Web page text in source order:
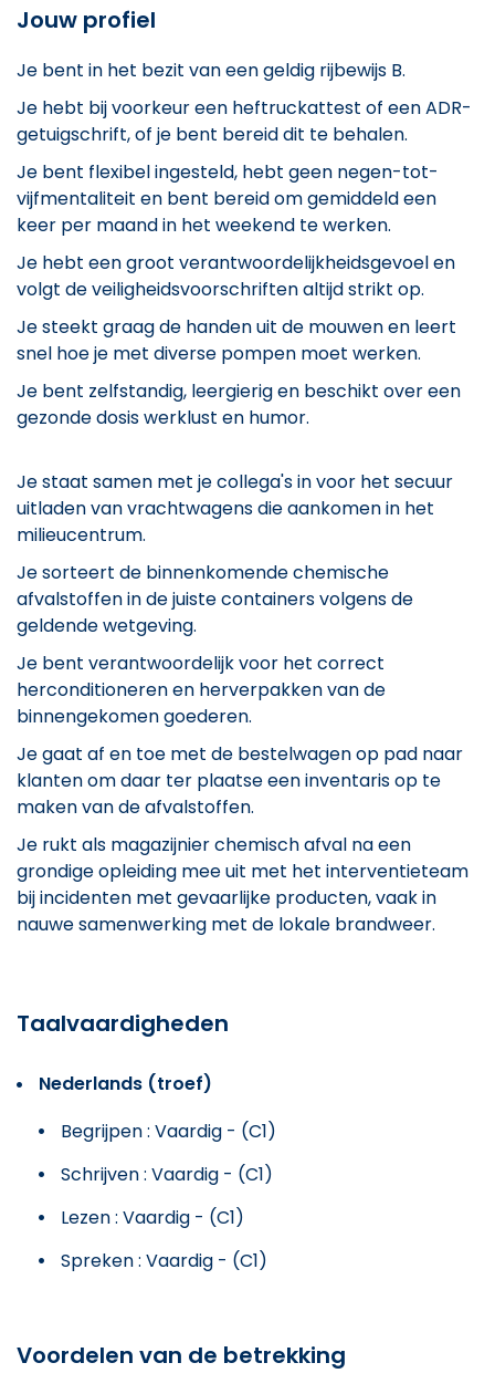
Jouw profiel
Je bent in het bezit van een geldig rijbewijs B.
Je hebt bij voorkeur een heftruckattest of een ADR-
getuigschrift, of je bent bereid dit te behalen.
Je bent flexibel ingesteld, hebt geen negen-tot-
vijfmentaliteit en bent bereid om gemiddeld een
keer per maand in het weekend te werken.
Je hebt een groot verantwoordelijkheidsgevoel en
volgt de veiligheidsvoorschriften altijd strikt op.
Je steekt graag de handen uit de mouwen en leert
snel hoe je met diverse pompen moet werken.
Je bent zelfstandig, leergierig en beschikt over een
gezonde dosis werklust en humor.
Je staat samen met je collega's in voor het secuur
uitladen van vrachtwagens die aankomen in het
milieucentrum.
Je sorteert de binnenkomende chemische
afvalstoffen in de juiste containers volgens de
geldende wetgeving.
Je bent verantwoordelijk voor het correct
herconditioneren en herverpakken van de
binnengekomen goederen.
Je gaat af en toe met de bestelwagen op pad naar
klanten om daar ter plaatse een inventaris op te
maken van de afvalstoffen.
Je rukt als magazijnier chemisch afval na een
grondige opleiding mee uit met het interventieteam
bij incidenten met gevaarlijke producten, vaak in
nauwe samenwerking met de lokale brandweer.
Taalvaardigheden
Nederlands (troef)
Begrijpen : Vaardig - (C1)
Schrijven : Vaardig - (C1)
Lezen : Vaardig - (C1)
Spreken : Vaardig - (C1)
Voordelen van de betrekking